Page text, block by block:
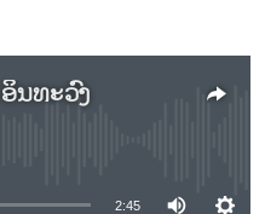
ນ​ທະ​ວົງ
available
2:45